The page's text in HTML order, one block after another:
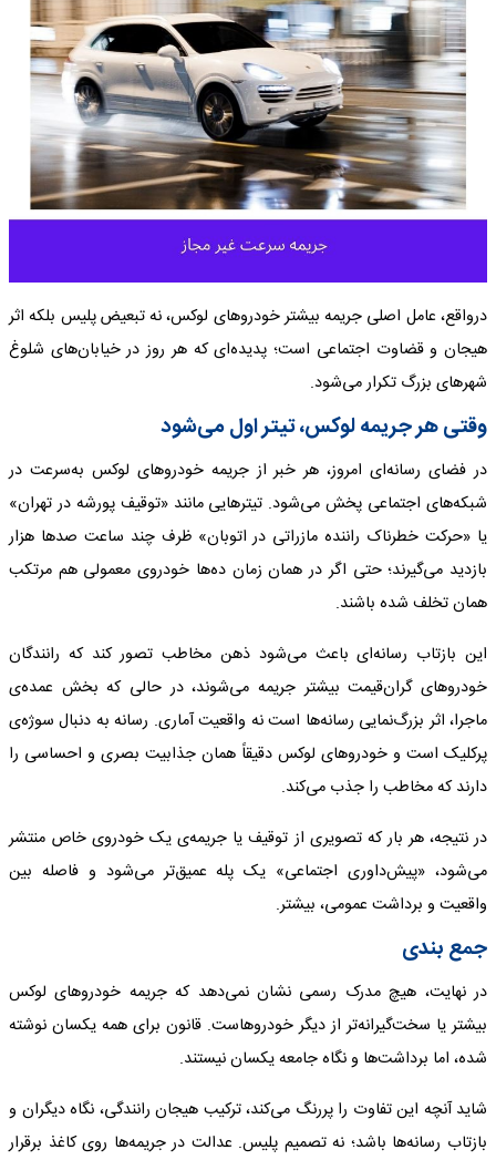
درواقع، عامل اصلی جریمه بیشتر خودروهای لوکس، نه تبعیض پلیس بلکه اثر
هیجان و قضاوت اجتماعی است؛ پدیده‌ای که هر روز در خیابان‌های شلوغ
شهرهای بزرگ تکرار می‌شود.
وقتی هر جریمه لوکس، تیتر اول می‌شود
در فضای رسانه‌ای امروز، هر خبر از جریمه خودروهای لوکس به‌سرعت در
شبکه‌های اجتماعی پخش می‌شود. تیترهایی مانند «توقیف پورشه در تهران»
یا «حرکت خطرناک راننده مازراتی در اتوبان» ظرف چند ساعت صدها هزار
بازدید می‌گیرند؛ حتی اگر در همان زمان ده‌ها خودروی معمولی هم مرتکب
همان تخلف شده باشند.
این بازتاب رسانه‌ای باعث می‌شود ذهن مخاطب تصور کند که رانندگان
خودروهای گران‌قیمت بیشتر جریمه می‌شوند، در حالی که بخش عمده‌ی
ماجرا، اثر بزرگ‌نمایی رسانه‌ها است نه واقعیت آماری. رسانه به دنبال سوژه‌ی
پرکلیک است و خودروهای لوکس دقیقاً همان جذابیت بصری و احساسی را
دارند که مخاطب را جذب می‌کند.
در نتیجه، هر بار که تصویری از توقیف یا جریمه‌ی یک خودروی خاص منتشر
می‌شود، «پیش‌داوری اجتماعی» یک پله عمیق‌تر می‌شود و فاصله بین
واقعیت و برداشت عمومی، بیشتر.
جمع بندی
در نهایت، هیچ مدرک رسمی نشان نمی‌دهد که جریمه خودروهای لوکس
بیشتر یا سخت‌گیرانه‌تر از دیگر خودروهاست. قانون برای همه یکسان نوشته
شده، اما برداشت‌ها و نگاه جامعه یکسان نیستند.
شاید آنچه این تفاوت را پررنگ می‌کند، ترکیب هیجان رانندگی، نگاه دیگران و
بازتاب رسانه‌ها باشد؛ نه تصمیم پلیس. عدالت در جریمه‌ها روی کاغذ برقرار